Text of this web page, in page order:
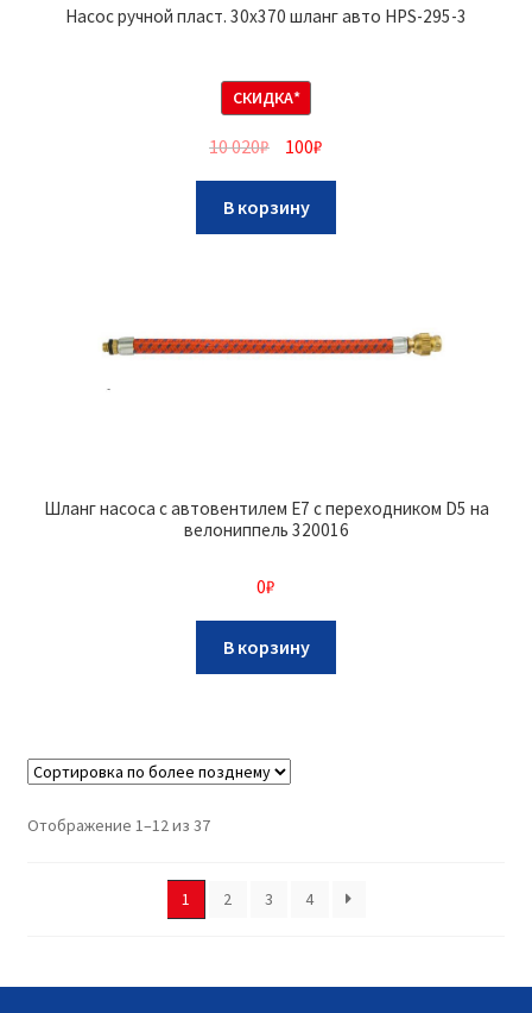
Насос ручной пласт. 30х370 шланг авто HPS-295-3
СКИДКА*
10 020₽ 100₽
В корзину
Шланг насоса с автовентилем E7 с переходником D5 на
велониппель 320016
0₽
В корзину
Отображение 1–12 из 37
1 2 3 4